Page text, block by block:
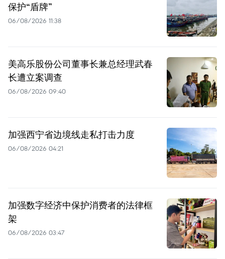
保护“盾牌”
06/08/2026 11:38
美高乐股份公司董事长兼总经理武春
长遭立案调查
06/08/2026 09:40
加强西宁省边境线走私打击力度
06/08/2026 04:21
加强数字经济中保护消费者的法律框
架
06/08/2026 03:47